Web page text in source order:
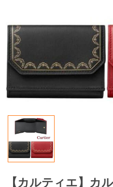
【カルティエ】カ